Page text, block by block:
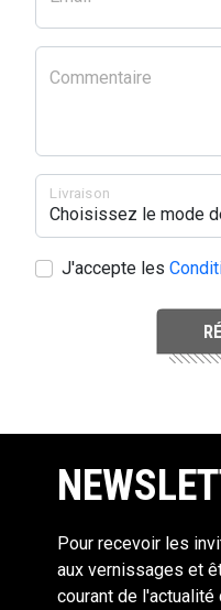
Commentaire
Livraison
J'accepte les
Pour recevoir les
aux vernissages et
courant de l'actualité